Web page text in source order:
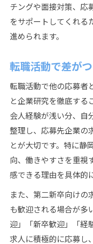
チングや面接対策、応
をサポートしてくれる
進められます。
転職活動で差が
転職活動で他の応募者
と企業研究を徹底する
会人経験が浅い分、自
整理し、応募先企業の
とが大切です。特に静
向、働きやすさを重視
感できる理由を具体的
また、第二新卒向けの
も歓迎される場合が多
迎」「新卒歓迎」「経
求人に積極的に応募し